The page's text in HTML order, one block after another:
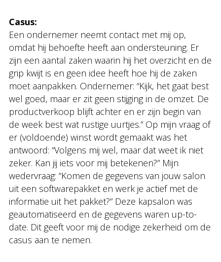
Casus:
Een ondernemer neemt contact met mij op,
omdat hij behoefte heeft aan ondersteuning. Er
zijn een aantal zaken waarin hij het overzicht en de
grip kwijt is en geen idee heeft hoe hij de zaken
moet aanpakken. Ondernemer: “Kijk, het gaat best
wel goed, maar er zit geen stijging in de omzet. De
productverkoop blijft achter en er zijn begin van
de week best wat rustige uurtjes.” Op mijn vraag of
er (voldoende) winst wordt gemaakt was het
antwoord: “Volgens mij wel, maar dat weet ik niet
zeker. Kan jij iets voor mij betekenen?” Mijn
wedervraag: “Komen de gegevens van jouw salon
uit een softwarepakket en werk je actief met de
informatie uit het pakket?” Deze kapsalon was
geautomatiseerd en de gegevens waren up-to-
date. Dit geeft voor mij de nodige zekerheid om de
casus aan te nemen.